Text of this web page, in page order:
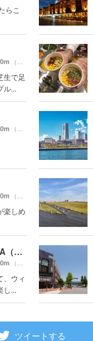
らこ
（徒歩29分）
生で足
ル...
（徒歩18分）
（徒歩22分）
楽しめ
MARINE＆WALK YOKOHAMA（マリン アンド ウォーク ヨコハマ）
（徒歩22分）
、ウィ
し...
ツイートする